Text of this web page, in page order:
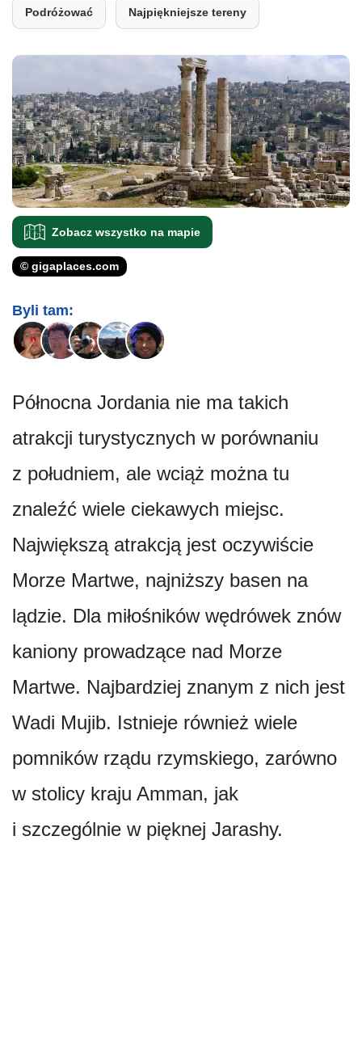
Podróżować Najpiękniejsze tereny
Zobacz wszystko na mapie
© gigaplaces.com
Byli tam:
Północna Jordania nie ma takich
atrakcji turystycznych w porównaniu
z południem, ale wciąż można tu
znaleźć wiele ciekawych miejsc.
Największą atrakcją jest oczywiście
Morze Martwe, najniższy basen na
lądzie. Dla miłośników wędrówek znów
kaniony prowadzące nad Morze
Martwe. Najbardziej znanym z nich jest
Wadi Mujib. Istnieje również wiele
pomników rządu rzymskiego, zarówno
w stolicy kraju Amman, jak
i szczególnie w pięknej Jarashy.